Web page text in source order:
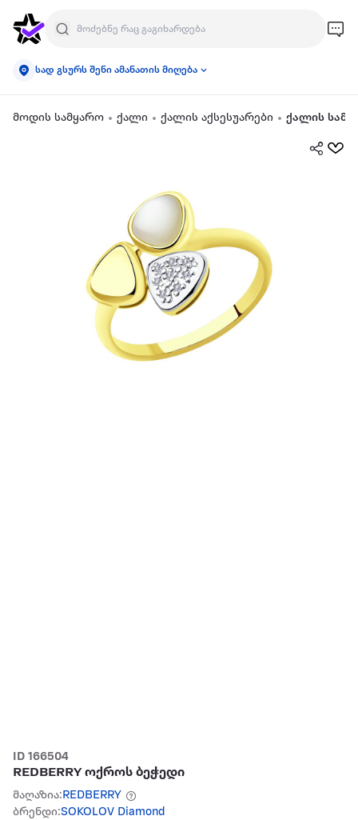
სად გსურს შენი ამანათის მიღება
მოდის სამყარო ქალი ქალის აქსესუარები ქალის
ID 166504
REDBERRY ოქროს ბეჭედი
მაღაზია:REDBERRY
ბრენდი:SOKOLOV Diamond